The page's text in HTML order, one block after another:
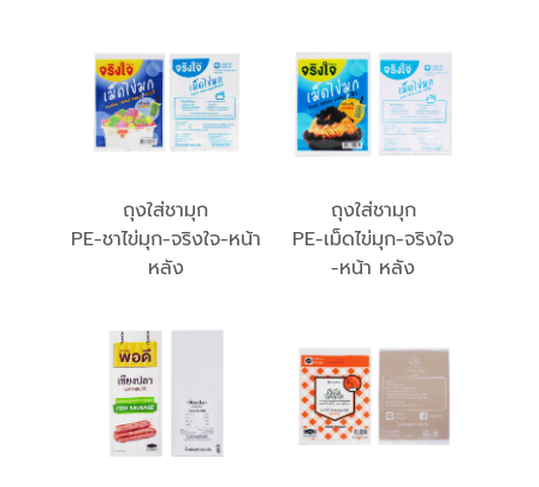
ถุงใส่ชามุก
PE-ชาไข่มุก-จริงใจ-หน้า
หลัง
ถุงใส่ชามุก
PE-เม็ดไข่มุก-จริงใจ
-หน้า หลัง